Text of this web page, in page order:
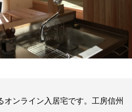
オンライン入居宅です。工房信州